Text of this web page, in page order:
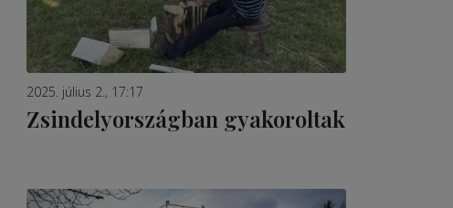
2025. július 2., 17:17
Zsindelyországban gyakoroltak